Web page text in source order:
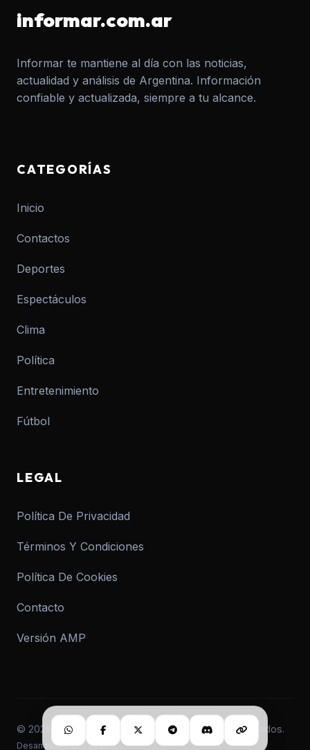
informar.com.ar
Informar te mantiene al día con las noticias,
actualidad y análisis de Argentina. Información
confiable y actualizada, siempre a tu alcance.
CATEGORÍAS
Inicio
Contactos
Deportes
Espectáculos
Clima
Política
Entretenimiento
Fútbol
LEGAL
Política De Privacidad
Términos Y Condiciones
Política De Cookies
Contacto
Versión AMP
© 2026 informar.com.ar. Todos los derechos reservados.
Desarrollado con pasión